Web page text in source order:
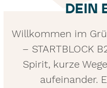
DEIN
Willkommen im
– STARTBLOCK
Spirit, kurze
aufeinander.